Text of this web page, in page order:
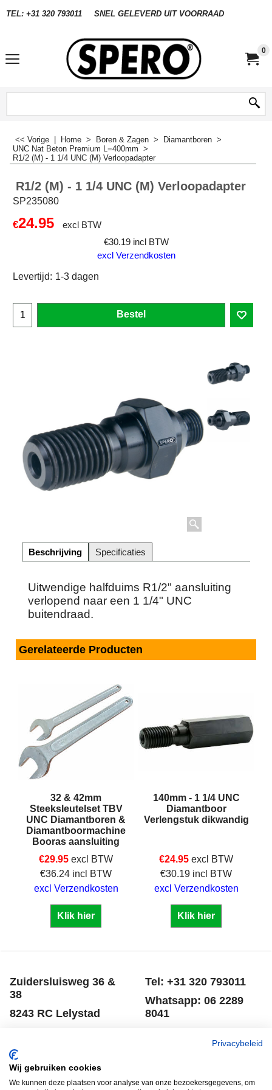
TEL: +31 320 793011 SNEL GELEVERD UIT VOORRAAD
0
<< Vorige Home > Boren & Zagen > Diamantboren >
UNC Nat Beton Premium L=400mm >
R1/2 (M) - 1 1/4 UNC (M) Verloopadapter
R1/2 (M) - 1 1/4 UNC (M) Verloopadapter
SP235080
€24.95
excl BTW
€30.19 incl BTW
excl Verzendkosten
Levertijd: 1-3 dagen
Bestel
Beschrijving Specificaties
Uitwendige halfduims R1/2" aansluiting
verlopend naar een 1 1/4" UNC
buitendraad.
Gerelateerde Producten
32 & 42mm
Steeksleutelset TBV
UNC Diamantboren &
Diamantboormachine
Booras aansluiting
€29.95 excl BTW
€36.24 incl BTW
excl Verzendkosten
Klik hier
140mm - 1 1/4 UNC
Diamantboor
Verlengstuk dikwandig
€24.95 excl BTW
€30.19 incl BTW
excl Verzendkosten
Klik hier
Zuidersluisweg 36 &
38
8243 RC Lelystad
Informatie
Tel: +31 320 793011
Whatsapp: 06 2289
8041
Contact Retouneren
Privacybeleid
Wij gebruiken cookies
We kunnen deze plaatsen voor analyse van onze bezoekersgegevens, om